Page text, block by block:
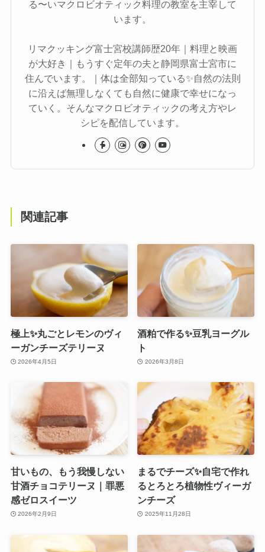
る〜いマクロビオティック料理の教室を主宰して
います。
リマクッキング富士宮校講師歴20年｜料理と映画
が大好き｜もうすぐ定年の夫と静岡県富士宮市に
住んでいます。｜体は全部知っている✨自然の法則
に沿えば無理しなくても自然に健康で幸せになっ
ていく。そんなマクロビオティックの考え方やレ
シピを配信しています。
関連記事
極上✨丸ごとレモンのヴィ
ーガンチーズテリーヌ
2026年4月5日
酒粕で作る✨豆乳ヨーグル
ト
2026年3月8日
甘いもの、もう我慢しない
甘酒チョコテリーヌ｜罪悪
感ゼロスイーツ
2026年2月9日
まるでチーズ✨自宅で作れ
るとろとろ植物性ヴィーガ
ンチーズ
2025年11月28日